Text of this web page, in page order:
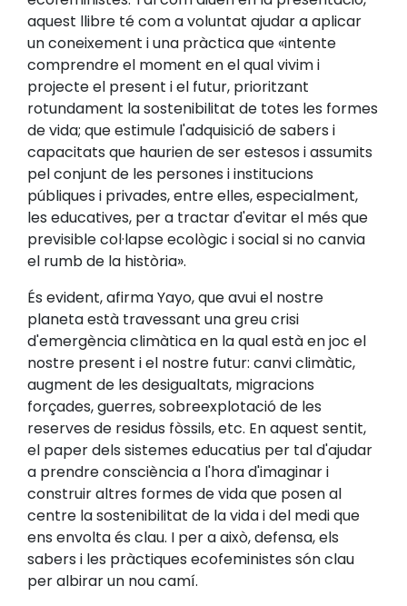
aquest llibre té com a voluntat ajudar a aplicar
un coneixement i una pràctica que «intente
comprendre el moment en el qual vivim i
projecte el present i el futur, prioritzant
rotundament la sostenibilitat de totes les formes
de vida; que estimule l'adquisició de sabers i
capacitats que haurien de ser estesos i assumits
pel conjunt de les persones i institucions
públiques i privades, entre elles, especialment,
les educatives, per a tractar d'evitar el més que
previsible col·lapse ecològic i social si no canvia
el rumb de la història».
És evident, afirma Yayo, que avui el nostre
planeta està travessant una greu crisi
d'emergència climàtica en la qual està en joc el
nostre present i el nostre futur: canvi climàtic,
augment de les desigualtats, migracions
forçades, guerres, sobreexplotació de les
reserves de residus fòssils, etc. En aquest sentit,
el paper dels sistemes educatius per tal d'ajudar
a prendre consciència a l'hora d'imaginar i
construir altres formes de vida que posen al
centre la sostenibilitat de la vida i del medi que
ens envolta és clau. I per a això, defensa, els
sabers i les pràctiques ecofeministes són clau
per albirar un nou camí.